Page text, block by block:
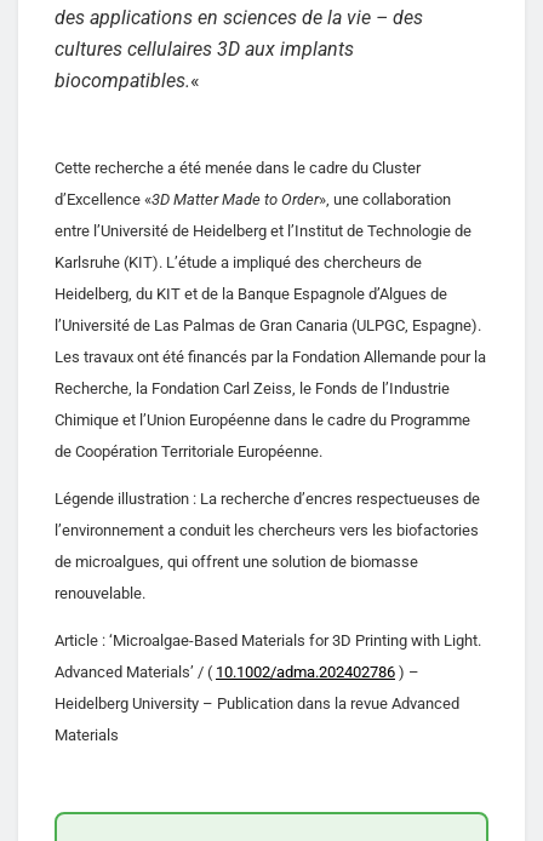
des applications en sciences de la vie – des
cultures cellulaires 3D aux implants
biocompatibles.«
Cette recherche a été menée dans le cadre du Cluster
d’Excellence «3D Matter Made to Order», une collaboration
entre l’Université de Heidelberg et l’Institut de Technologie de
Karlsruhe (KIT). L’étude a impliqué des chercheurs de
Heidelberg, du KIT et de la Banque Espagnole d’Algues de
l’Université de Las Palmas de Gran Canaria (ULPGC, Espagne).
Les travaux ont été financés par la Fondation Allemande pour la
Recherche, la Fondation Carl Zeiss, le Fonds de l’Industrie
Chimique et l’Union Européenne dans le cadre du Programme
de Coopération Territoriale Européenne.
Légende illustration : La recherche d’encres respectueuses de
l’environnement a conduit les chercheurs vers les biofactories
de microalgues, qui offrent une solution de biomasse
renouvelable.
Article : ‘Microalgae-Based Materials for 3D Printing with Light.
Advanced Materials’ / ( 10.1002/adma.202402786 ) –
Heidelberg University – Publication dans la revue Advanced
Materials